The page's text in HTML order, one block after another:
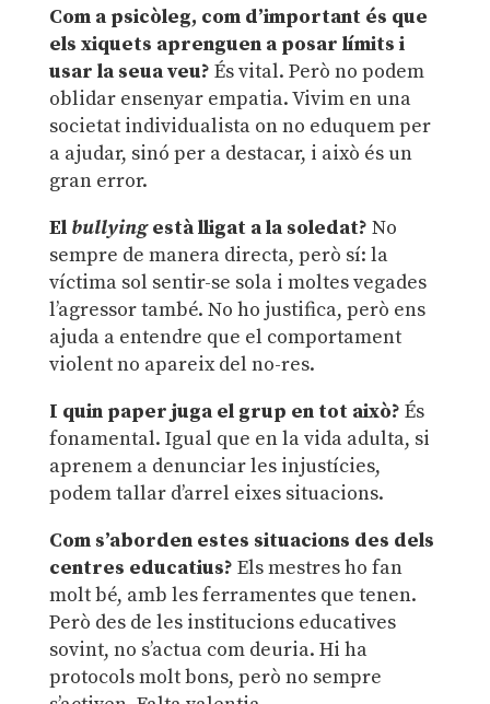
Com a psicòleg, com d’important és que
els xiquets aprenguen a posar límits i
usar la seua veu? És vital. Però no podem
oblidar ensenyar empatia. Vivim en una
societat individualista on no eduquem per
a ajudar, sinó per a destacar, i això és un
gran error.
El bullyingestà lligat a la soledat? No
sempre de manera directa, però sí: la
víctima sol sentir-se sola i moltes vegades
l’agressor també. No ho justifica, però ens
ajuda a entendre que el comportament
violent no apareix del no-res.
I quin paper juga el grup en tot això? És
fonamental. Igual que en la vida adulta, si
aprenem a denunciar les injustícies,
podem tallar d’arrel eixes situacions.
Com s’aborden estes situacions des dels
centres educatius? Els mestres ho fan
molt bé, amb les ferramentes que tenen.
Però des de les institucions educatives
sovint, no s’actua com deuria. Hi ha
protocols molt bons, però no sempre